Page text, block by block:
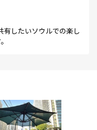
有したいソウルでの楽し